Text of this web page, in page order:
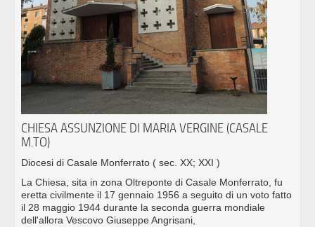
CHIESA ASSUNZIONE DI MARIA VERGINE (CASALE
M.TO)
Diocesi di Casale Monferrato ( sec. XX; XXI )
La Chiesa, sita in zona Oltreponte di Casale Monferrato, fu
eretta civilmente il 17 gennaio 1956 a seguito di un voto fatto
il 28 maggio 1944 durante la seconda guerra mondiale
dell'allora Vescovo Giuseppe Angrisani,